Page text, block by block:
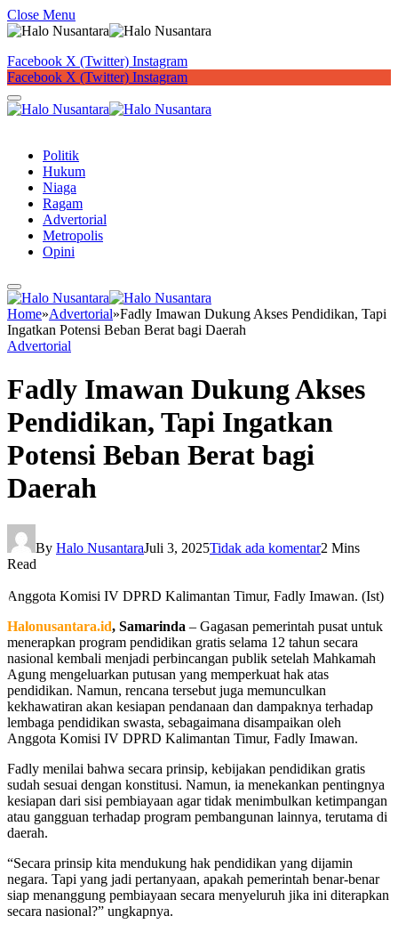
Close Menu
Facebook X (Twitter) Instagram
Facebook X (Twitter) Instagram
Politik
Hukum
Niaga
Ragam
Advertorial
Metropolis
Opini
Home»Advertorial»Fadly Imawan Dukung Akses Pendidikan, Tapi
Ingatkan Potensi Beban Berat bagi Daerah
Advertorial
Fadly Imawan Dukung Akses
Pendidikan, Tapi Ingatkan
Potensi Beban Berat bagi
Daerah
By Halo NusantaraJuli 3, 2025Tidak ada komentar2 Mins
Read
Anggota Komisi IV DPRD Kalimantan Timur, Fadly Imawan. (Ist)
Halonusantara.id, Samarinda – Gagasan pemerintah pusat untuk
menerapkan program pendidikan gratis selama 12 tahun secara
nasional kembali menjadi perbincangan publik setelah Mahkamah
Agung mengeluarkan putusan yang memperkuat hak atas
pendidikan. Namun, rencana tersebut juga memunculkan
kekhawatiran akan kesiapan pendanaan dan dampaknya terhadap
lembaga pendidikan swasta, sebagaimana disampaikan oleh
Anggota Komisi IV DPRD Kalimantan Timur, Fadly Imawan.
Fadly menilai bahwa secara prinsip, kebijakan pendidikan gratis
sudah sesuai dengan konstitusi. Namun, ia menekankan pentingnya
kesiapan dari sisi pembiayaan agar tidak menimbulkan ketimpangan
atau gangguan terhadap program pembangunan lainnya, terutama di
daerah.
“Secara prinsip kita mendukung hak pendidikan yang dijamin
negara. Tapi yang jadi pertanyaan, apakah pemerintah benar-benar
siap menanggung pembiayaan secara menyeluruh jika ini diterapkan
secara nasional?” ungkapnya.